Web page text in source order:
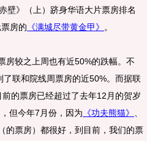
壁》（上）跻身华语大片票房排名
房的 《满城尽带黄金甲》 。
较之上周也有近50%的跌幅。不
联和院线周票房的近50%。而据联
的票房已经超过了去年12月的贺岁
但今年7月份，因为 《功夫熊猫》
（的票房）都很好，到目前，我们的票